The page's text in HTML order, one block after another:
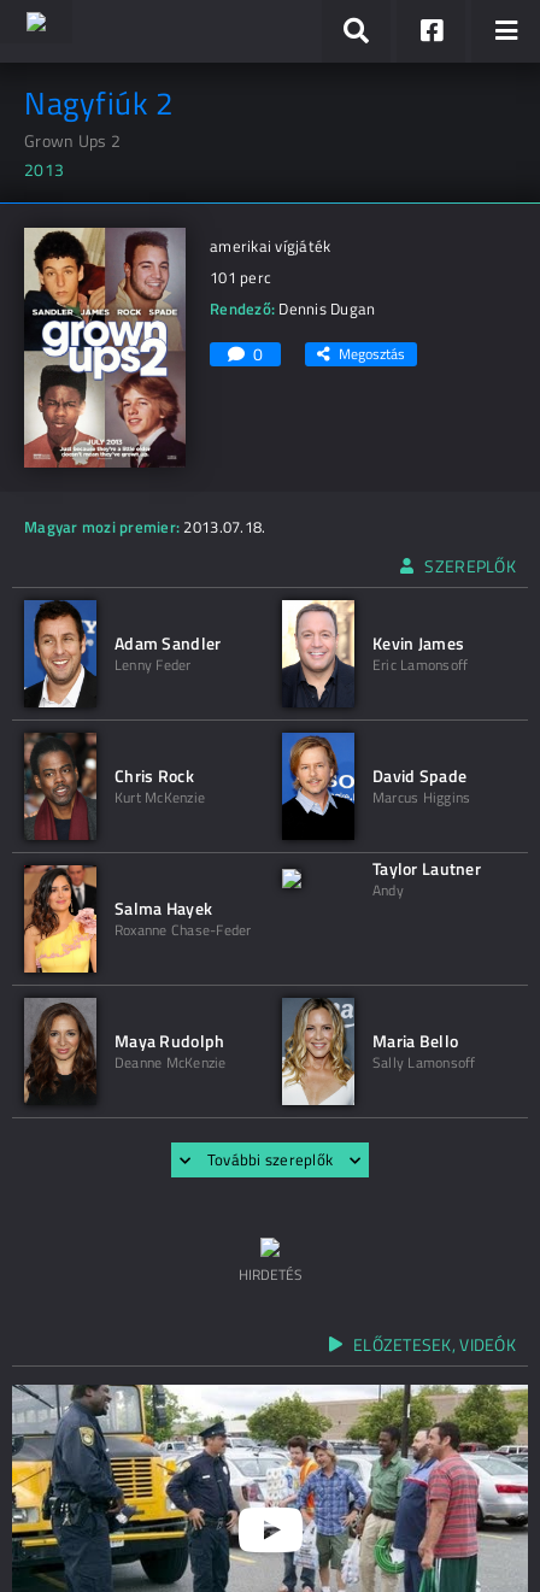
Nagyfiúk 2
Grown Ups 2
2013
amerikai vígjáték
101 perc
Rendező: Dennis Dugan
0 Megosztás
Magyar mozi premier: 2013.07.18.
SZEREPLŐK
Adam Sandler
Lenny Feder
Kevin James
Eric Lamonsoff
Chris Rock
Kurt McKenzie
David Spade
Marcus Higgins
Salma Hayek
Roxanne Chase-Feder
Taylor Lautner
Andy
Maya Rudolph
Deanne McKenzie
Maria Bello
Sally Lamonsoff
További szereplők
HIRDETÉS
ELŐZETESEK, VIDEÓK